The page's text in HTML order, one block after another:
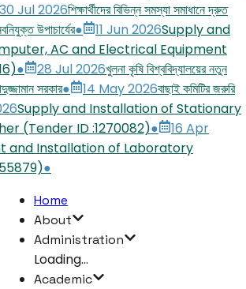
30 Jul 2026শিক্ষার্থীদের বিভিন্ন সমস্যা সমাধানে দ্রুত
উপাচার্যের● 11 Jun 2026Supply and
AC and Electrical Equipment
● 28 Jul 2026খুলনা কৃষি বিশ্ববিদ্যালয়ের নতুন
সরকার● 14 May 2026বাছাই কমিটির জরুরি
Supply and Installation of Stationary
(Tender ID :1270082)●
16 Apr
and Installation of Laboratory
●
Home
About
Administration
Loading...
Academic